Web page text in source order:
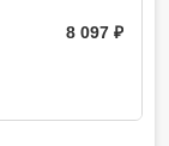
8 097